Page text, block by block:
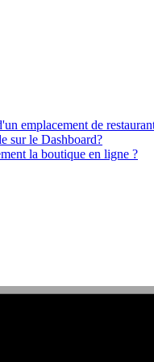
emplacement de
sur le Dashboard?
la boutique en ligne ?